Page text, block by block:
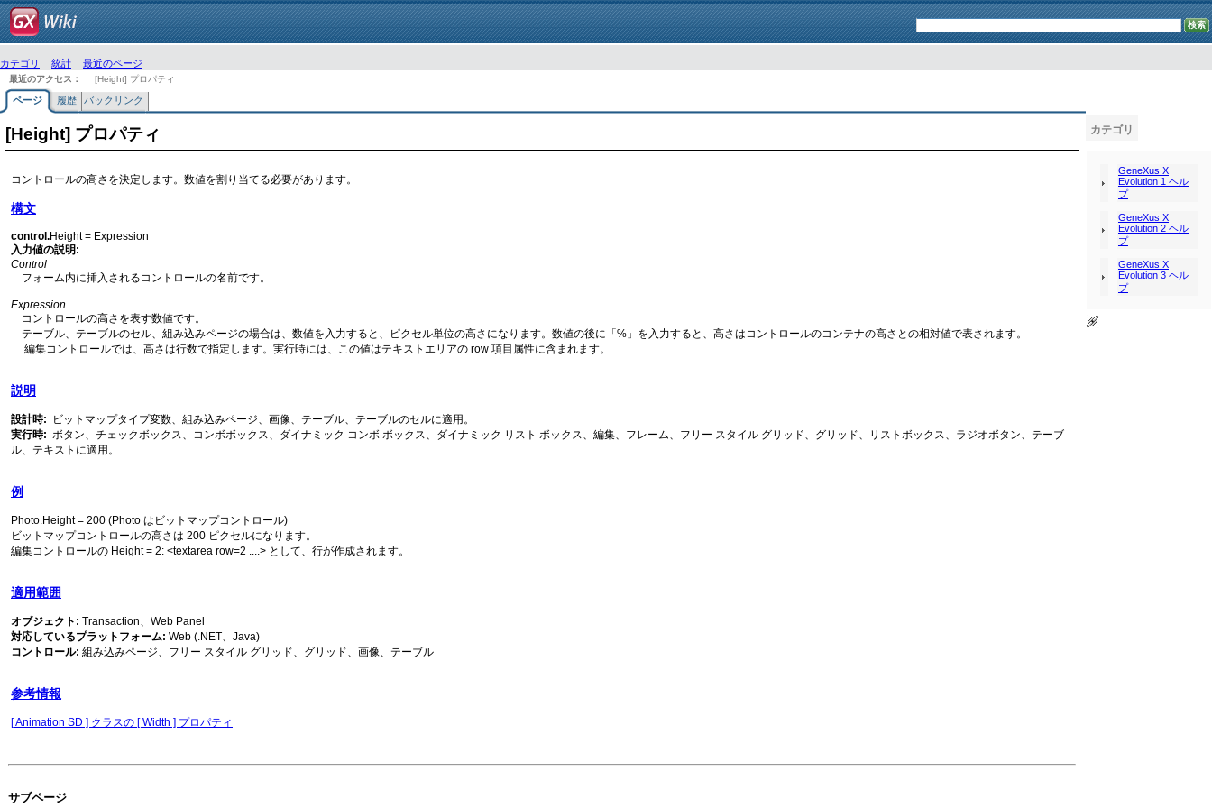
カテゴリ 統計
最近のページ
最近のアクセス：
[Height] プロパティ
ページ 履歴 バックリンク
[Height] プロパティ
コントロールの高さを決定します。数値を割り当てる必要があります。
構文
control.Height = Expression
入力値の説明:
Control
フォーム内に挿入されるコントロールの名前です。
Expression
コントロールの高さを表す数値です。
テーブル、テーブルのセル、組み込みページの場合は、数値を入力すると、ピクセル単位の高さになります。数値の後に「%」を入力すると、高さはコントロールのコンテナの高さとの相対値で表されます。
編集コントロールでは、高さは行数で指定します。実行時には、この値はテキストエリアの row 項目属性に含まれます。
説明
設計時:
ビットマップタイプ変数、組み込みページ、画像、テーブル、テーブルのセルに適用。
実行時: ボタン、チェックボックス、コンボボックス、ダイナミック コンボ ボックス、ダイナミック リスト ボックス、編集、フレーム、フリー スタイル グリッド、グリッド、リストボックス、ラジオボタン、テーブ
ル、テキストに適用。
例
Photo.Height = 200 (Photo はビットマップコントロール)
ビットマップコントロールの高さは 200 ピクセルになります。
編集コントロールの Height = 2: <textarea row=2 ....> として、行が作成されます。
適用範囲
オブジェクト: Transaction、Web Panel
対応しているプラットフォーム: Web (.NET、Java)
コントロール: 組み込みページ、フリー スタイル グリッド、グリッド、画像、テーブル
参考情報
[ Animation SD ] クラスの [ Width ] プロパティ
サブページ
カテゴリ
GeneXus X
Evolution 1 ヘル
プ
GeneXus X
Evolution 2 ヘル
プ
GeneXus X
Evolution 3 ヘル
プ